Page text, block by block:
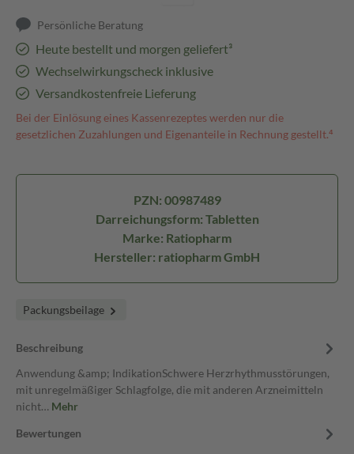
Persönliche Beratung
Heute bestellt und morgen geliefert³
Wechselwirkungscheck inklusive
Versandkostenfreie Lieferung
Bei der Einlösung eines Kassenrezeptes werden nur die
gesetzlichen Zuzahlungen und Eigenanteile in Rechnung gestellt.⁴
PZN: 00987489
Darreichungsform: Tabletten
Marke: Ratiopharm
Hersteller: ratiopharm GmbH
Packungsbeilage
Beschreibung
Anwendung &amp; IndikationSchwere Herzrhythmusstörungen,
mit unregelmäßiger Schlagfolge, die mit anderen Arzneimitteln
nicht… Mehr
Bewertungen